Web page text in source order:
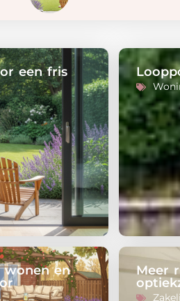
een fris
wonen en
Meer